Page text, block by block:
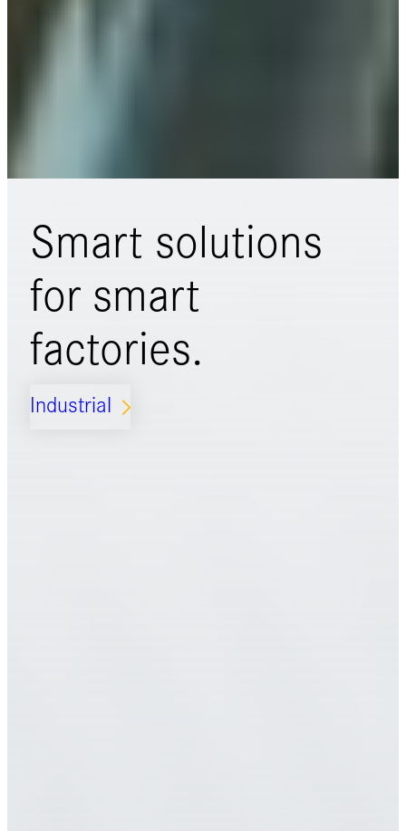
Smart solutions
for smart
factories.
Industrial ARROW_FORWARD_IOS